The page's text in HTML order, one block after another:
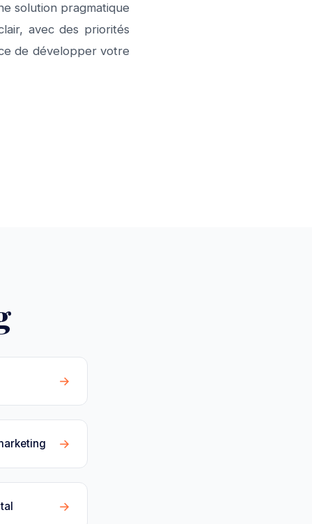
solution pragmatique
avec des priorités
de développer votre
→
→
→